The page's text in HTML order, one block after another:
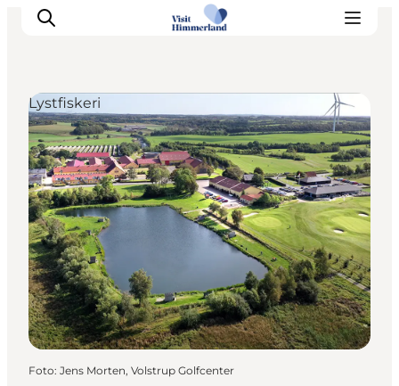
Oplev Himmerland
Udforsk naturen
Himmerlandsbyer
DET SKER
Planlæg din ferie
Book Oplevelser
Praktisk info
Lystfiskeri
Foto: Jens Morten, Volstrup Golfcenter